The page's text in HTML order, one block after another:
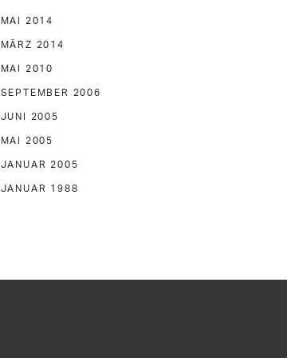
MAI 2014
MÄRZ 2014
MAI 2010
SEPTEMBER 2006
JUNI 2005
MAI 2005
JANUAR 2005
JANUAR 1988